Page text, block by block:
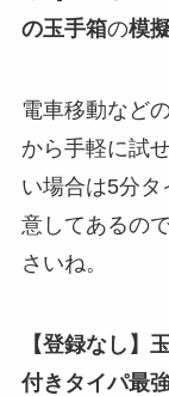
の玉手箱の模
電車移動など
から手軽に試
い場合は5分タ
意してあるの
さいね。
【登録なし】
付きタイパ最